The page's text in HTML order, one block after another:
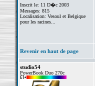
Inscrit le: 11 D�c 2003
Messages: 815
Localisation: Vesoul et Belgique
pour les racines...
Revenir en haut de page
studio54
PowerBook Duo 270c